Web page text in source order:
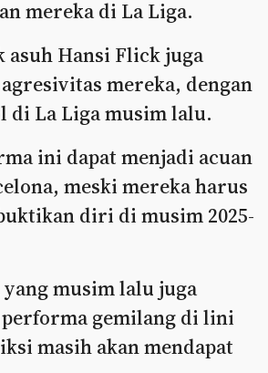
mereka di La Liga.
asuh Hansi Flick juga
mereka, dengan
di La Liga musim lalu.
ini dapat menjadi acuan
meski mereka harus
diri di musim 2025-
yang musim lalu juga
gemilang di lini
masih akan mendapat